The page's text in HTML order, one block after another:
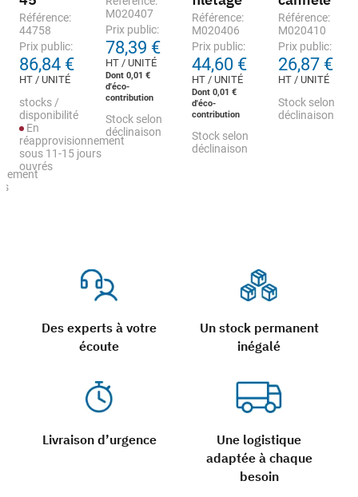
Des experts à votre
écoute
Un stock permanent
inégalé
Livraison d’urgence
Une logistique
adaptée à chaque
besoin
Référence:
44758
Prix public:
86,84 €
HT / UNITÉ
stocks /
disponibilité
En
réapprovisionnement
sous 11-15 jours
ouvrés
M020407
Prix public:
78,39 €
HT / UNITÉ
Dont 0,01 €
d'éco-
contribution
Stock selon
déclinaison
Référence:
M020406
Prix public:
44,60 €
HT / UNITÉ
Dont 0,01 €
d'éco-
contribution
Stock selon
déclinaison
Référence:
M020410
Prix public:
26,87 €
HT / UNITÉ
Stock selon
déclinaison